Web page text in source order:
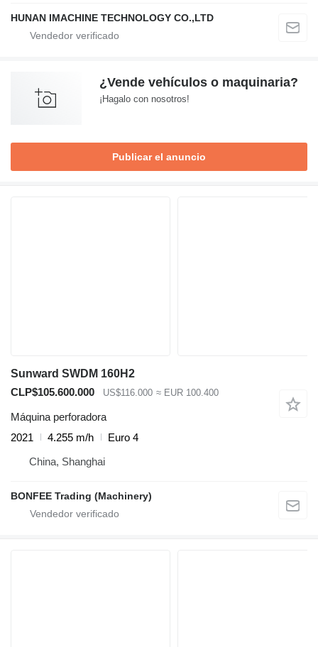
HUNAN IMACHINE TECHNOLOGY CO.,LTD
¿Vende vehículos o maquinaria?
¡Hagalo con nosotros!
Publicar el anuncio
Sunward SWDM 160H2
CLP$105.600.000
US$116.000 ≈ EUR 100.400
Máquina perforadora
2021
4.255 m/h
Euro 4
China, Shanghai
BONFEE Trading (Machinery)